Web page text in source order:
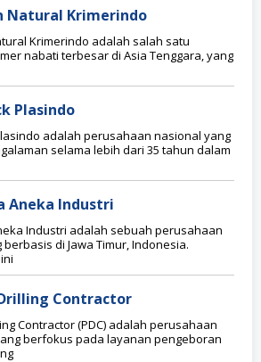
Natural Krimerindo
Krimerindo adalah salah satu
nabati terbesar di Asia Tenggara, yang
Plasindo
adalah perusahaan nasional yang
selama lebih dari 35 tahun dalam
Aneka Industri
Industri adalah sebuah perusahaan
di Jawa Timur, Indonesia.
Contractor
Contractor (PDC) adalah perusahaan
berfokus pada layanan pengeboran